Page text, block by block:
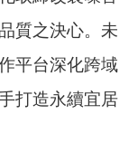
質之決心。未
平台深化跨域
打造永續宜居